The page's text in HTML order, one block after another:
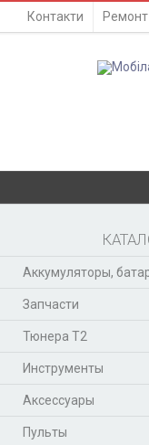
Контакти Ремонт
Аккумуляторы,
Запчасти
Тюнера T2
Инструменты
Аксессуары
Пульты